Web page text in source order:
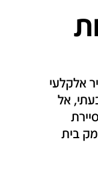
אלקלעי
אל
בית